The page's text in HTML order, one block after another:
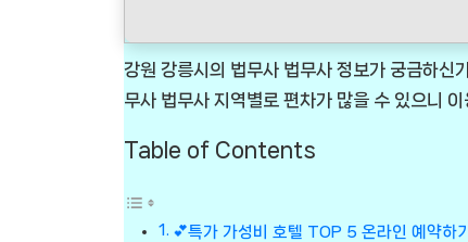
강원 강릉시의 법무사 법무사 정보가 궁금하신
무사 법무사 지역별로 편차가 많을 수 있으니
Table of Contents
💕특가 가성비 호텔 TOP 5 온라인 예약